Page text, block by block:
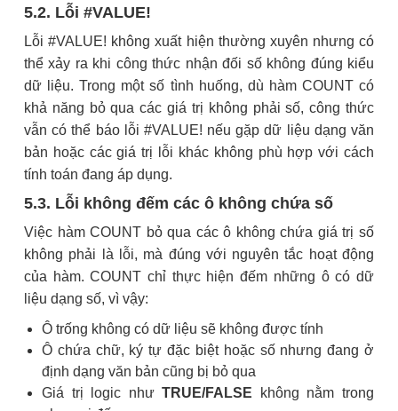
5.2. Lỗi #VALUE!
Lỗi #VALUE! không xuất hiện thường xuyên nhưng có
thể xảy ra khi công thức nhận đối số không đúng kiểu
dữ liệu. Trong một số tình huống, dù hàm COUNT có
khả năng bỏ qua các giá trị không phải số, công thức
vẫn có thể báo lỗi #VALUE! nếu gặp dữ liệu dạng văn
bản hoặc các giá trị lỗi khác không phù hợp với cách
tính toán đang áp dụng.
5.3. Lỗi không đếm các ô không chứa số
Việc hàm COUNT bỏ qua các ô không chứa giá trị số
không phải là lỗi, mà đúng với nguyên tắc hoạt động
của hàm. COUNT chỉ thực hiện đếm những ô có dữ
liệu dạng số, vì vậy:
Ô trống không có dữ liệu sẽ không được tính
Ô chứa chữ, ký tự đặc biệt hoặc số nhưng đang ở
định dạng văn bản cũng bị bỏ qua
Giá trị logic như TRUE/FALSE không nằm trong